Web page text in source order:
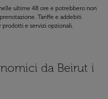
ultime 48 ore e potrebbero non
Tariffe e addebiti
prodotti e servizi opzionali.
da Beirut i